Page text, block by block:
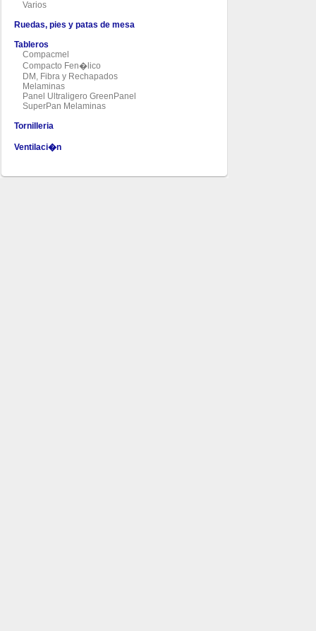
Varios
Ruedas, pies y patas de mesa
Tableros
Compacmel
Compacto Fen�lico
DM, Fibra y Rechapados
Melaminas
Panel Ultraligero GreenPanel
SuperPan Melaminas
Tornilleria
Ventilaci�n